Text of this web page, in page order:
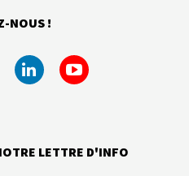
NOUS !
LETTRE D'INFO